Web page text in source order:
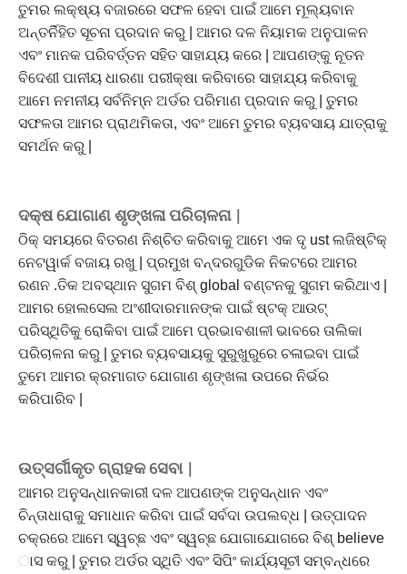
ତୁମର ଲକ୍ଷ୍ୟ ବଜାରରେ ସଫଳ ହେବା ପାଇଁ ଆମେ ମୂଲ୍ୟବାନ
ଅନ୍ତର୍ନିହିତ ସୂଚନା ପ୍ରଦାନ କରୁ | ଆମର ଦଳ ନିୟାମକ ଅନୁପାଳନ
ଏବଂ ମାନକ ପରିବର୍ତ୍ତନ ସହିତ ସାହାଯ୍ୟ କରେ | ଆପଣଙ୍କୁ ନୂତନ
ବିଦେଶୀ ପାନୀୟ ଧାରଣା ପରୀକ୍ଷା କରିବାରେ ସାହାଯ୍ୟ କରିବାକୁ
ଆମେ ନମନୀୟ ସର୍ବନିମ୍ନ ଅର୍ଡର ପରିମାଣ ପ୍ରଦାନ କରୁ | ତୁମର
ସଫଳତା ଆମର ପ୍ରାଥମିକତା, ଏବଂ ଆମେ ତୁମର ବ୍ୟବସାୟ ଯାତ୍ରାକୁ
ସମର୍ଥନ କରୁ |
ଦକ୍ଷ ଯୋଗାଣ ଶୃଙ୍ଖଳା ପରିଚାଳନା |
ଠିକ୍ ସମୟରେ ବିତରଣ ନିଶ୍ଚିତ କରିବାକୁ ଆମେ ଏକ ଦୃ ust ଲଜିଷ୍ଟିକ୍
ନେଟୱାର୍କ ବଜାୟ ରଖୁ | ପ୍ରମୁଖ ବନ୍ଦରଗୁଡିକ ନିକଟରେ ଆମର
ରଣନ .ତିକ ଅବସ୍ଥାନ ସୁଗମ ବିଶ୍ global ବଣ୍ଟନକୁ ସୁଗମ କରିଥାଏ |
ଆମର ହୋଲସେଲ ଅଂଶୀଦାରମାନଙ୍କ ପାଇଁ ଷ୍ଟକ୍ ଆଉଟ୍
ପରିସ୍ଥିତିକୁ ରୋକିବା ପାଇଁ ଆମେ ପ୍ରଭାବଶାଳୀ ଭାବରେ ତାଲିକା
ପରିଚାଳନା କରୁ | ତୁମର ବ୍ୟବସାୟକୁ ସୁରୁଖୁରୁରେ ଚଳାଇବା ପାଇଁ
ତୁମେ ଆମର କ୍ରମାଗତ ଯୋଗାଣ ଶୃଙ୍ଖଳା ଉପରେ ନିର୍ଭର
କରିପାରିବ |
ଉତ୍ସର୍ଗୀକୃତ ଗ୍ରାହକ ସେବା |
ଆମର ଅନୁସନ୍ଧାନକାରୀ ଦଳ ଆପଣଙ୍କ ଅନୁସନ୍ଧାନ ଏବଂ
ଚିନ୍ତାଧାରାକୁ ସମାଧାନ କରିବା ପାଇଁ ସର୍ବଦା ଉପଲବ୍ଧ | ଉତ୍ପାଦନ
ଚକ୍ରରେ ଆମେ ସ୍ୱଚ୍ଛ ଏବଂ ସ୍ୱଚ୍ଛ ଯୋଗାଯୋଗରେ ବିଶ୍ believe
ାସ କରୁ | ତୁମର ଅର୍ଡର ସ୍ଥିତି ଏବଂ ସିପିଂ କାର୍ଯ୍ୟସୂଚୀ ସମ୍ବନ୍ଧରେ